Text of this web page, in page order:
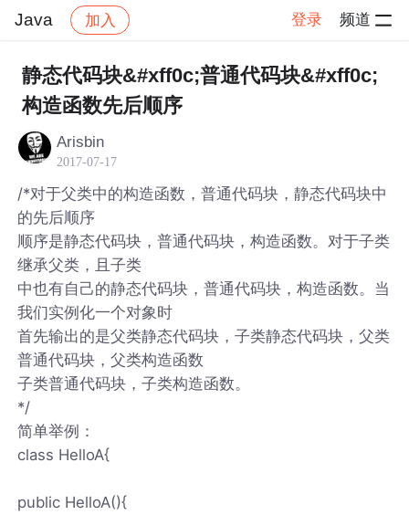
Java 加入 登录 频道
社区 Java 帖子详情
静态代码块&#xff0c;普通代码块&#xff0c;
构造函数先后顺序
Arisbin
2017-07-17
/*对于父类中的构造函数，普通代码块，静态代码块中
的先后顺序
顺序是静态代码块，普通代码块，构造函数。对于子类
继承父类，且子类
中也有自己的静态代码块，普通代码块，构造函数。当
我们实例化一个对象时
首先输出的是父类静态代码块，子类静态代码块，父类
普通代码块，父类构造函数
子类普通代码块，子类构造函数。
*/
简单举例：
class HelloA{
public HelloA(){